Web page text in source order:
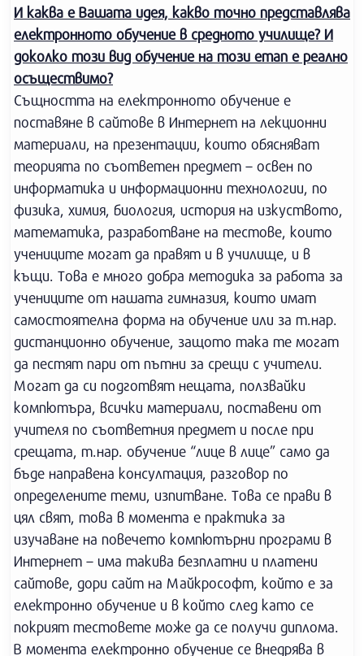
И каква е Вашата идея, какво точно представлява
електронното обучение в средното училище? И
доколко този вид обучение на този етап е реално
осъществимо?
Същността на електронното обучение е
поставяне в сайтове в Интернет на лекционни
материали, на презентации, които обясняват
теорията по съответен предмет – освен по
информатика и информационни технологии, по
физика, химия, биология, история на изкуството,
математика, разработване на тестове, които
учениците могат да правят и в училище, и в
къщи. Това е много добра методика за работа за
учениците от нашата гимназия, които имат
самостоятелна форма на обучение или за т.нар.
дистанционно обучение, защото така те могат
да пестят пари от пътни за срещи с учители.
Могат да си подготвят нещата, ползвайки
компютъра, всички материали, поставени от
учителя по съответния предмет и после при
срещата, т.нар. обучение “лице в лице” само да
бъде направена консултация, разговор по
определените теми, изпитване. Това се прави в
цял свят, това в момента е практика за
изучаване на повечето компютърни програми в
Интернет – има такива безплатни и платени
сайтове, дори сайт на Майкрософт, който е за
електронно обучение и в който след като се
покрият тестовете може да се получи диплома.
В момента електронно обучение се внедрява в